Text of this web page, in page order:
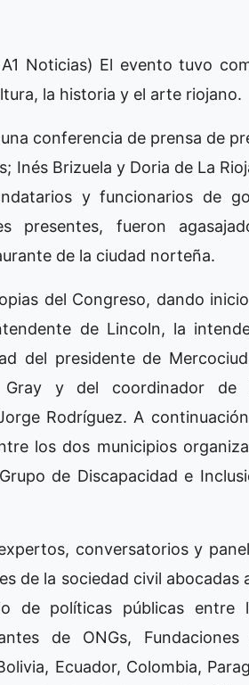
Noticias) El evento tuvo
la historia y el arte riojano.
conferencia de prensa de
Inés Brizuela y Doria de La
y funcionarios de
presentes, fueron
de la ciudad norteña.
del Congreso, dando
de Lincoln, la
del presidente de
Gray y del coordinador de
Rodríguez. A
los dos municipios
de Discapacidad e
conversatorios y
de la sociedad civil abocadas
de políticas públicas entre
de ONGs,
Ecuador, Colombia,